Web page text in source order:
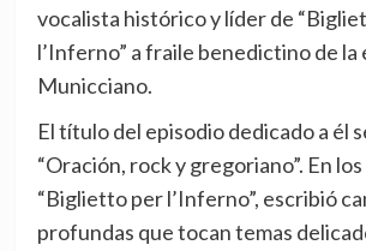
vocalista histórico y líder de
l’Inferno” a fraile benedictino de la
Municciano.
El título del episodio dedicado a él
“Oración, rock y gregoriano”. En
“Biglietto per l’Inferno”, escribió
profundas que tocan temas